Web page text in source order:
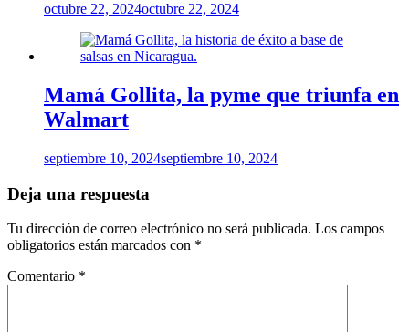
octubre 22, 2024octubre 22, 2024
Mamá Gollita, la pyme que triunfa en
Walmart
septiembre 10, 2024septiembre 10, 2024
Deja una respuesta
Tu dirección de correo electrónico no será publicada. Los campos
obligatorios están marcados con *
Comentario *